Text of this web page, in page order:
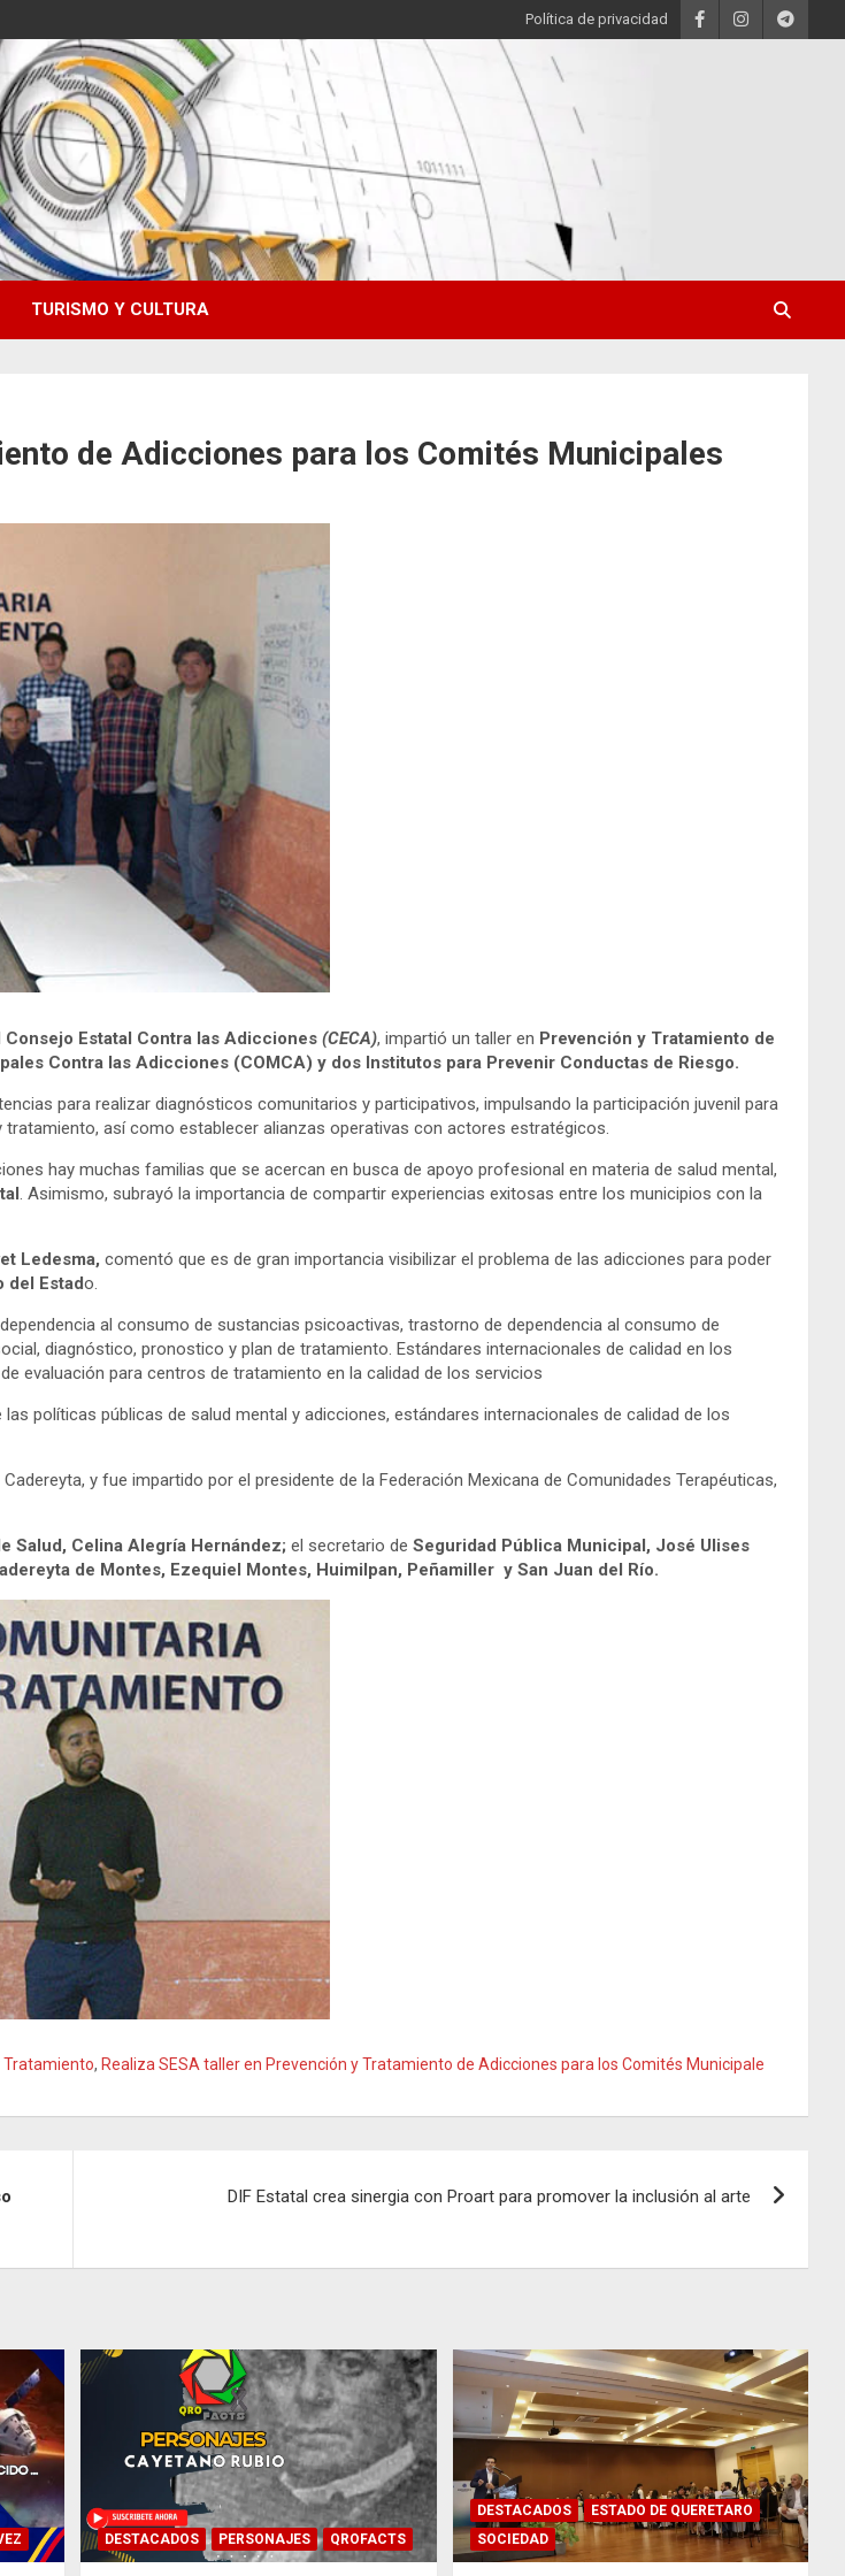
Política de privacidad
TURISMO Y CULTURA
de Adicciones para los Comités Municipales
Consejo Estatal Contra las Adicciones (CECA), impartió un taller en Prevención y Tratamiento de
Contra las Adicciones (COMCA) y dos Institutos para Prevenir Conductas de Riesgo.
para realizar diagnósticos comunitarios y participativos, impulsando la participación juvenil para
así como establecer alianzas operativas con actores estratégicos.
hay muchas familias que se acercan en busca de apoyo profesional en materia de salud mental,
. Asimismo, subrayó la importancia de compartir experiencias exitosas entre los municipios con la
Ledesma, comentó que es de gran importancia visibilizar el problema de las adicciones para poder
del Estado.
al consumo de sustancias psicoactivas, trastorno de dependencia al consumo de
diagnóstico, pronostico y plan de tratamiento. Estándares internacionales de calidad en los
evaluación para centros de tratamiento en la calidad de los servicios
políticas públicas de salud mental y adicciones, estándares internacionales de calidad de los
y fue impartido por el presidente de la Federación Mexicana de Comunidades Terapéuticas,
Salud, Celina Alegría Hernández; el secretario de Seguridad Pública Municipal, José Ulises
de Montes, Ezequiel Montes, Huimilpan, Peñamiller y San Juan del Río.
Tratamiento, Realiza SESA taller en Prevención y Tratamiento de Adicciones para los Comités Municipale
DIF Estatal crea sinergia con Proart para promover la inclusión al arte
DESTACADOS PERSONAJES QROFACTS
DESTACADOS
ESTADO DE QUERETARO
SOCIEDAD